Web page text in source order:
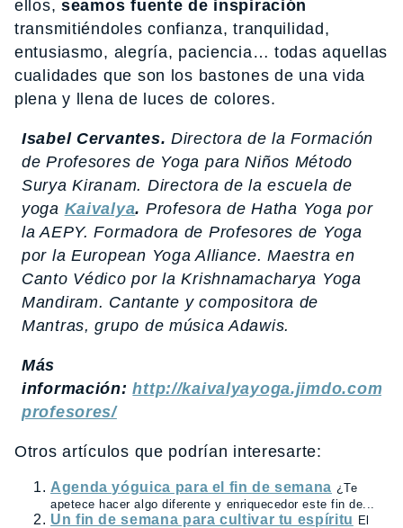
ellos,seamos fuente de inspiración
transmitiéndoles confianza, tranquilidad,
entusiasmo, alegría, paciencia… todas aquellas
cualidades que son los bastones de una vida
plena y llena de luces de colores.
Isabel Cervantes. Directora de la Formación
de Profesores de Yoga para Niños Método
Surya Kiranam. Directora de la escuela de
yoga Kaivalya. Profesora de Hatha Yoga por
la AEPY. Formadora de Profesores de Yoga
por la European Yoga Alliance. Maestra en
Canto Védico por la Krishnamacharya Yoga
Mandiram. Cantante y compositora de
Mantras, grupo de música Adawis.
Más
información:http://kaivalyayoga.jimdo.com/
profesores/
Otros artículos que podrían interesarte:
Agenda yóguica para el fin de semana ¿Te
apetece hacer algo diferente y enriquecedor este fin de...
Un fin de semana para cultivar tu espíritu El